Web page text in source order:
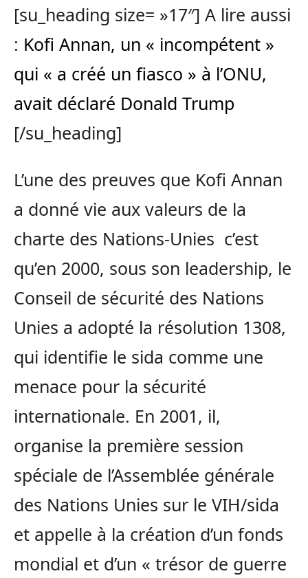
[su_heading size= »17″] A lire aussi
: Kofi Annan, un « incompétent »
qui « a créé un fiasco » à l’ONU,
avait déclaré Donald Trump
[/su_heading]
L’une des preuves que Kofi Annan
a donné vie aux valeurs de la
charte des Nations-Unies c’est
qu’en 2000, sous son leadership, le
Conseil de sécurité des Nations
Unies a adopté la résolution 1308,
qui identifie le sida comme une
menace pour la sécurité
internationale. En 2001, il,
organise la première session
spéciale de l’Assemblée générale
des Nations Unies sur le VIH/sida
et appelle à la création d’un fonds
mondial et d’un « trésor de guerre